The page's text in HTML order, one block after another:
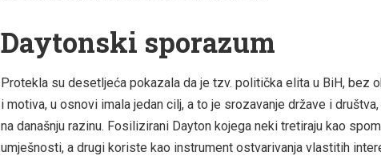
Daytonski sporazum
Protekla su desetljeća pokazala da je tzv. politička elita u BiH, bez
i motiva, u osnovi imala jedan cilj, a to je srozavanje države i
na današnju razinu. Fosilizirani Dayton kojega neki tretiraju kao
umješnosti, a drugi koriste kao instrument ostvarivanja vlastitih